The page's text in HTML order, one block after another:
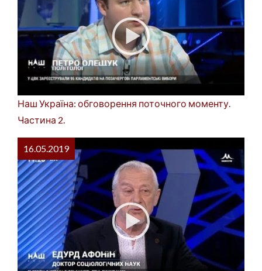
Наш Україна: обговорення поточного моменту.
Частина 2.
16.05.2019